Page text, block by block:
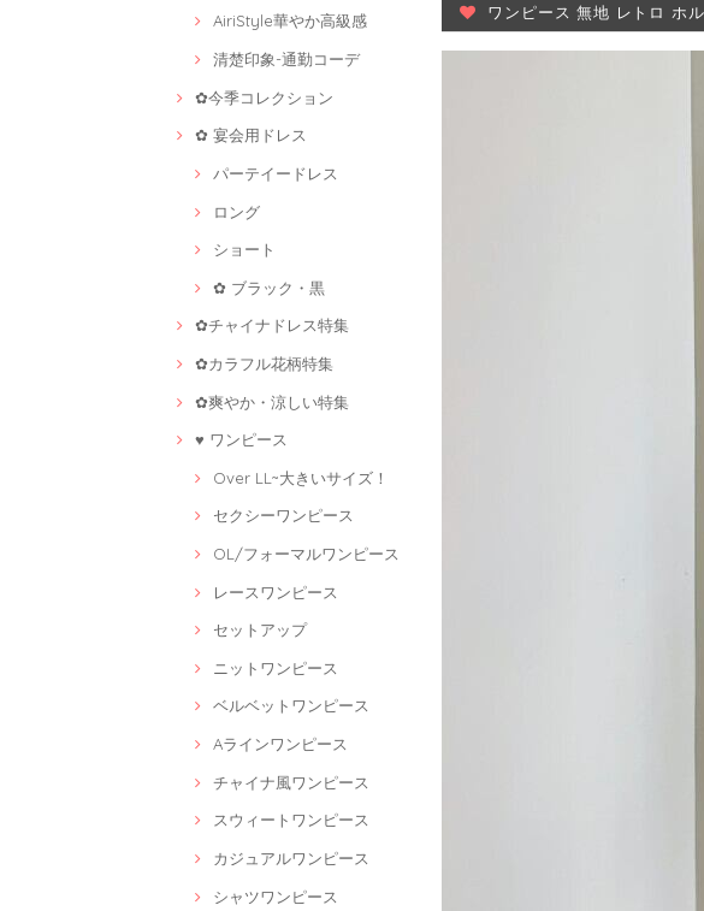
AiriStyle華やか高級感
清楚印象-通勤コーデ
✿今季コレクション
✿ 宴会用ドレス
パーテイードレス
ロング
ショート
✿ ブラック・黒
✿チャイナドレス特集
✿カラフル花柄特集
✿爽やか・涼しい特集
♥ ワンピース
Over LL~大きいサイズ！
セクシーワンピース
OL/フォーマルワンピース
レースワンピース
セットアップ
ニットワンピース
ベルベットワンピース
Aラインワンピース
チャイナ風ワンピース
スウィートワンピース
カジュアルワンピース
シャツワンピース
ワンピース 無地 レトロ ホ